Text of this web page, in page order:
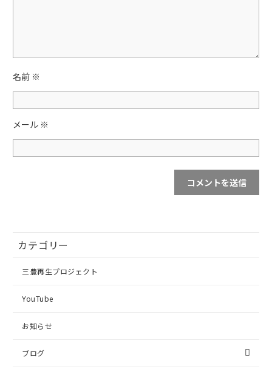
名前 ※
メール ※
カテゴリー
三豊再生プロジェクト
YouTube
お知らせ
ブログ